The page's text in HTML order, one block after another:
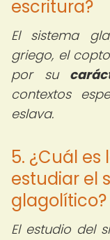
escritura?
El sistema
griego, el
por su
contextos
eslava.
5. ¿Cuál
estudiar el
glagolítico?
El estudio del